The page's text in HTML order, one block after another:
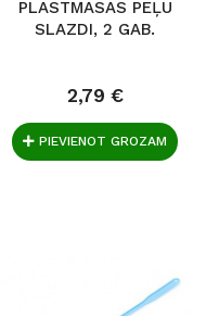
PLASTMASAS PEĻU
SLAZDI, 2 GAB.
2,79 €
PIEVIENOT GROZAM